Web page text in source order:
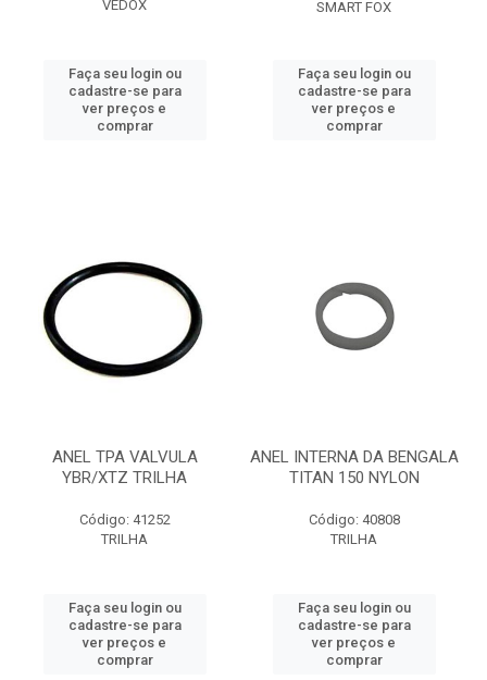
VEDOX
Faça seu login ou
cadastre-se para
ver preços e
comprar
SMART FOX
Faça seu login ou
cadastre-se para
ver preços e
comprar
ANEL TPA VALVULA
YBR/XTZ TRILHA
Código: 41252
TRILHA
Faça seu login ou
cadastre-se para
ver preços e
comprar
ANEL INTERNA DA BENGALA
TITAN 150 NYLON
Código: 40808
TRILHA
Faça seu login ou
cadastre-se para
ver preços e
comprar